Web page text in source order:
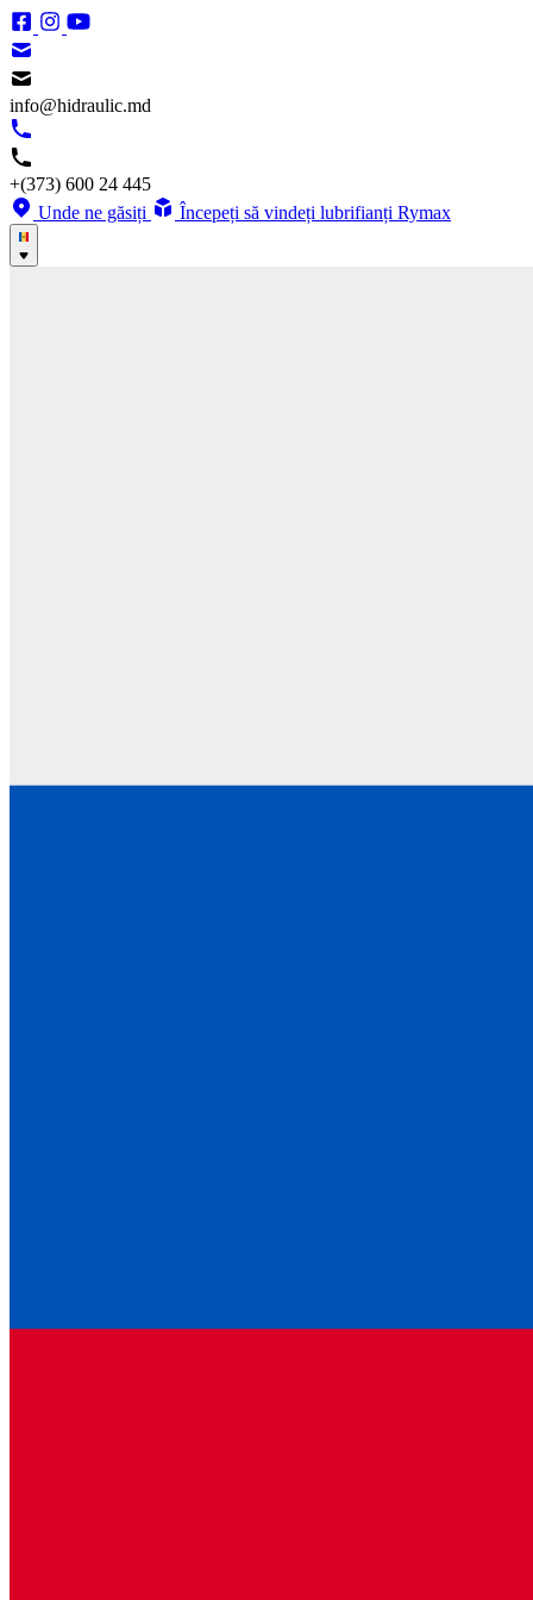
info@hidraulic.md
+(373) 600 24 445
Unde ne găsiți
Începeți să vindeți lubrifianți Rymax